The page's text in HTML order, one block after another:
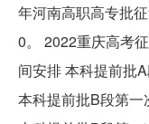
年河南高职高专批
0。 2022重庆高考
间安排 本科提前批
本科提前批B段第